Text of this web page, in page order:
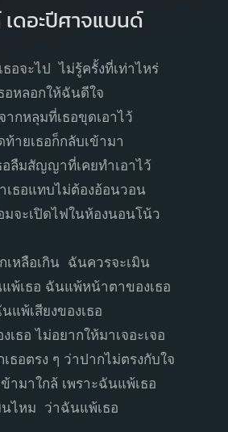
ดอะปีศาจแบนด์
ธอจะไป ไม่รู้ครั้งที่เท่าไหร่
อหลอกให้ฉันดีใจ
กหลุมที่เธอขุดเอาไว้
ท้ายเธอก็กลับเข้ามา
อลืมสัญญาที่เคยทำเอาไว้
เธอแทบไม่ต้องอ้อนวอน
จะเปิดไฟในห้องนอนโน้ว
เหลือเกิน ฉันควรจะเมิน
พ้เธอ ฉันแพ้หน้าตาของเธอ
แพ้เสียงของเธอ
เธอ ไม่อยากให้มาเจอะเจอ
ธอตรง ๆ ว่าปากไม่ตรงกับใจ
ามาใกล้ เพราะฉันแพ้เธอ
ไหม ว่าฉันแพ้เธอ